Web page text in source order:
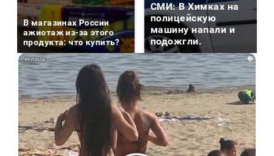
В магазинах России
ажиотаж из-за этого
продукта: что купить?
СМИ: В Химках на
полицейскую
машину напали и
подожгли.
i